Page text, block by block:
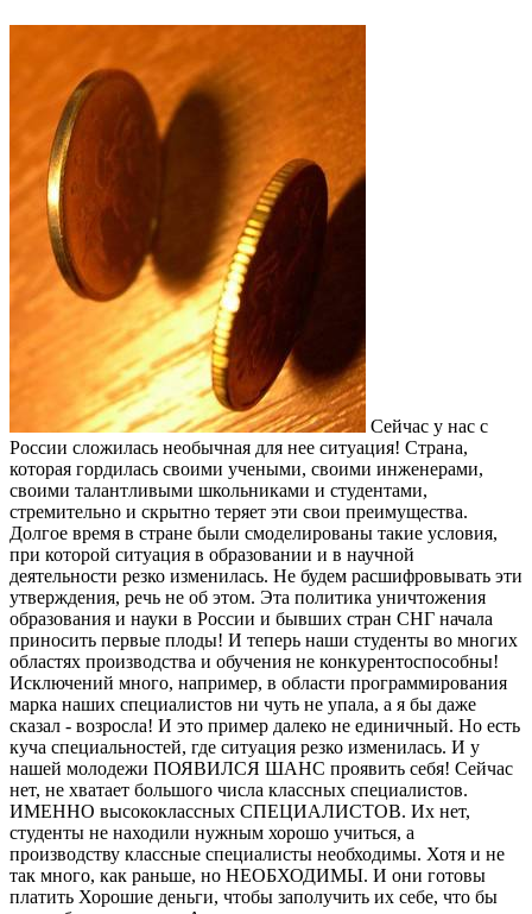
Сейчас у нас с
России сложилась необычная для нее ситуация! Страна,
которая гордилась своими учеными, своими инженерами,
своими талантливыми школьниками и студентами,
стремительно и скрытно теряет эти свои преимущества.
Долгое время в стране были смоделированы такие условия,
при которой ситуация в образовании и в научной
деятельности резко изменилась. Не будем расшифровывать эти
утверждения, речь не об этом. Эта политика уничтожения
образования и науки в России и бывших стран СНГ начала
приносить первые плоды! И теперь наши студенты во многих
областях производства и обучения не конкурентоспособны!
Исключений много, например, в области программирования
марка наших специалистов ни чуть не упала, а я бы даже
сказал - возросла! И это пример далеко не единичный. Но есть
куча специальностей, где ситуация резко изменилась. И у
нашей молодежи ПОЯВИЛСЯ ШАНС проявить себя! Сейчас
нет, не хватает большого числа классных специалистов.
ИМЕННО высококлассных СПЕЦИАЛИСТОВ. Их нет,
студенты не находили нужным хорошо учиться, а
производству классные специалисты необходимы. Хотя и не
так много, как раньше, но НЕОБХОДИМЫ. И они готовы
платить Хорошие деньги, чтобы заполучить их себе, что бы